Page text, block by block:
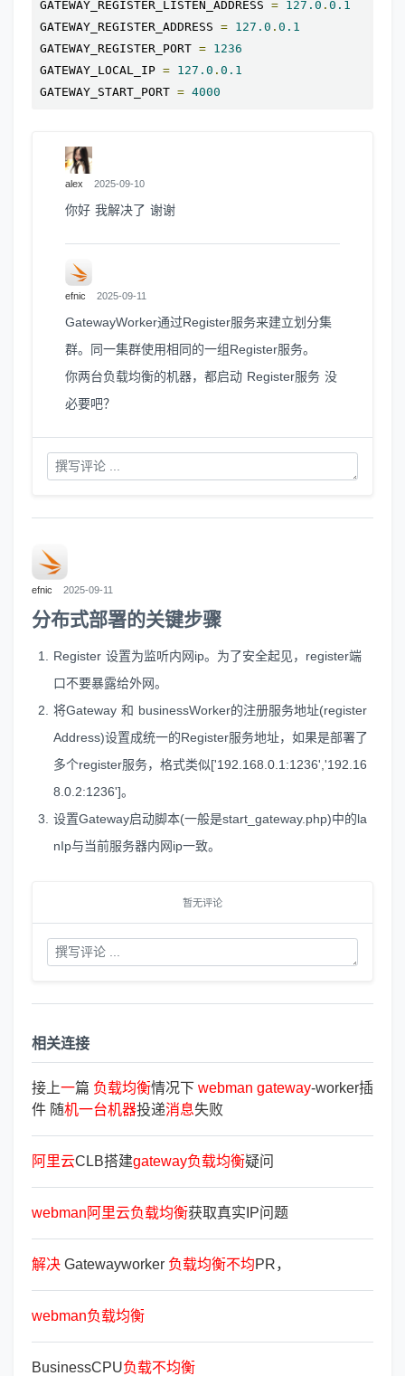
GATEWAY_REGISTER_LISTEN_ADDRESS = 127.0 . 0.1
GATEWAY_REGISTER_ADDRESS = 127.0 . 0.1
GATEWAY_REGISTER_PORT = 1236
GATEWAY_LOCAL_IP = 127.0 . 0.1
GATEWAY_START_PORT = 4000
alex 2025-09-10
你好 我解决了 谢谢
efnic 2025-09-11
GatewayWorker通过Register服务来建立划分集
群。同一集群使用相同的一组Register服务。
你两台负载均衡的机器，都启动 Register服务 没
必要吧？
efnic 2025-09-11
分布式部署的关键步骤
Register 设置为监听内网ip。为了安全起见，register端
口不要暴露给外网。
将Gateway 和 businessWorker的注册服务地址(register
Address)设置成统一的Register服务地址，如果是部署了
多个register服务，格式类似['192.168.0.1:1236','192.16
8.0.2:1236']。
设置Gateway启动脚本(一般是start_gateway.php)中的la
nIp与当前服务器内网ip一致。
暂无评论
相关连接
接上一篇 负载均衡情况下 webman gateway-worker插
件 随机一台机器投递消息失败
阿里云CLB搭建gateway负载均衡疑问
webman 阿里云负载均衡获取真实IP问题
解决 Gatewayworker 负载均衡不均PR，
webman负载均衡
BusinessCPU负载不均衡